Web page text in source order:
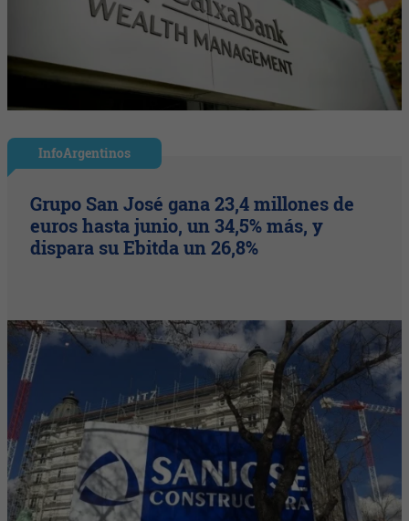
InfoArgentinos
Grupo San José gana 23,4 millones de
euros hasta junio, un 34,5% más, y
dispara su Ebitda un 26,8%